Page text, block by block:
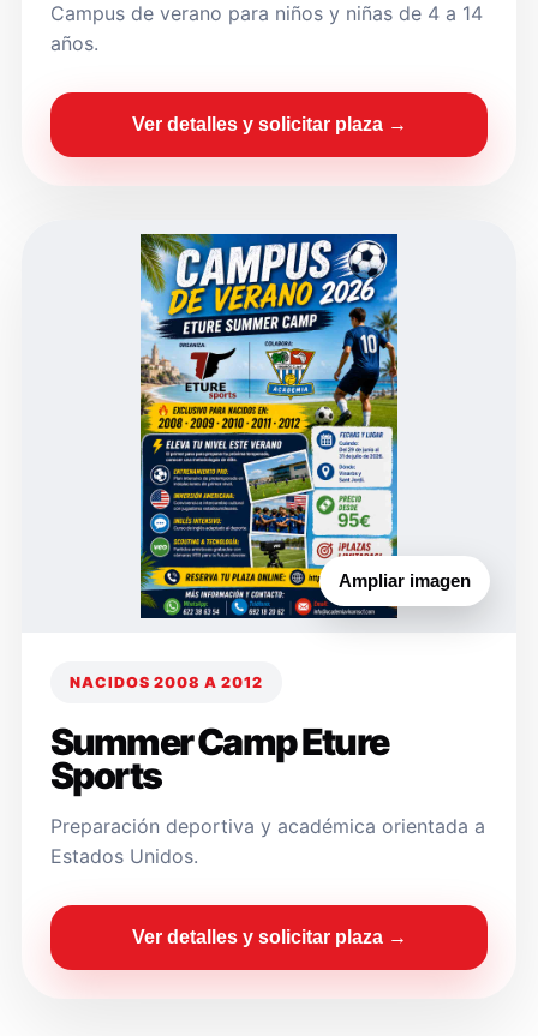
Campus de verano para niños y niñas de 4 a 14
años.
Ver detalles y solicitar plaza →
Ampliar imagen
NACIDOS 2008 A 2012
Summer Camp Eture
Sports
Preparación deportiva y académica orientada a
Estados Unidos.
Ver detalles y solicitar plaza →